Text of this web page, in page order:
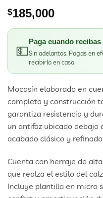
$185,000
💵
Paga cuando
Sin adelantos. Pagas en
recibirlo en casa.
Mocasín elaborado en
completa y construcción
garantiza resistencia y
un antifaz ubicado debajo
acabado clásico y
Cuenta con herraje de
que realza el estilo del
Incluye plantilla en micro